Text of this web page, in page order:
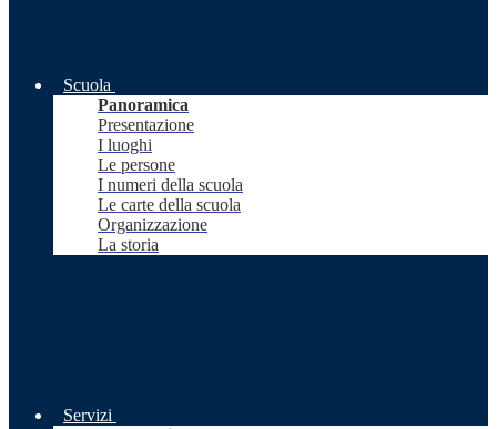
Scuola
Panoramica
Presentazione
I luoghi
Le persone
I numeri della scuola
Le carte della scuola
Organizzazione
La storia
Servizi